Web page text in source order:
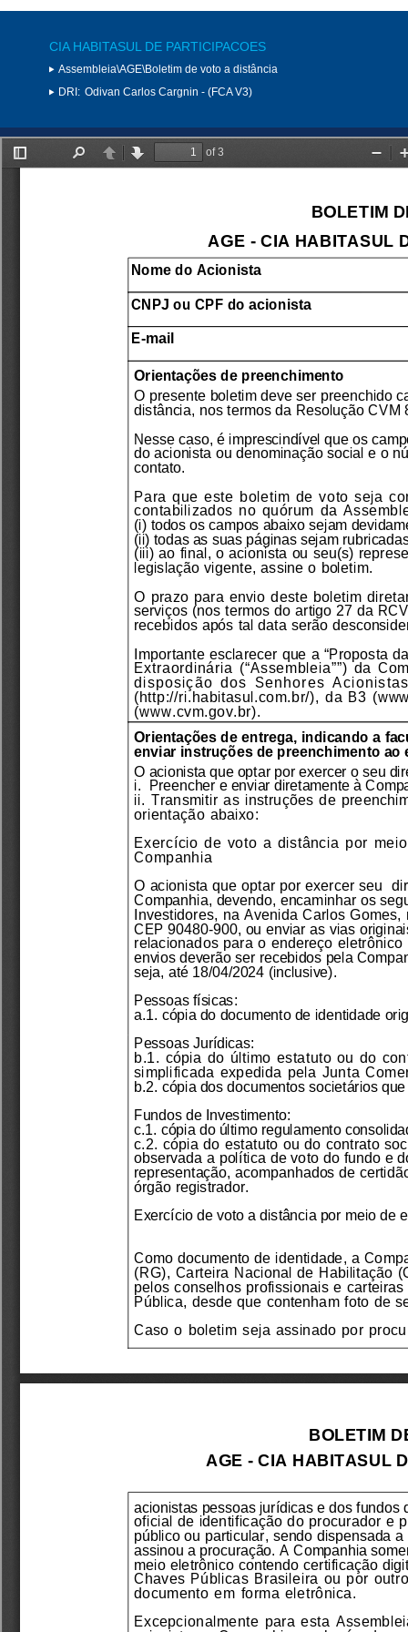
CIA HABITASUL DE PARTICIPACOES
Assembleia\AGE\Boletim de voto a distância
DRI: Odivan Carlos Cargnin - (FCA V3)